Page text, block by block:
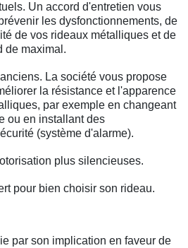
Un accord d'entretien vous
les dysfonctionnements, de
de vos rideaux métalliques et de
de maximal.
La société vous propose
la résistance et l'apparence
par exemple en changeant
ou en installant des
(système d'alarme).
plus silencieuses.
pour bien choisir son rideau.
par son implication en faveur de